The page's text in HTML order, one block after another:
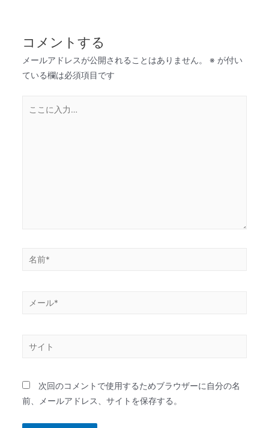
コメントする
メールアドレスが公開されることはありません。 ※ が付い
ている欄は必須項目です
次回のコメントで使用するためブラウザーに自分の名
前、メールアドレス、サイトを保存する。